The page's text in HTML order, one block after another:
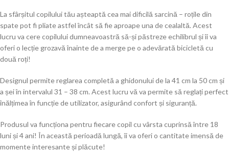
La sfârșitul copilului tău așteaptă cea mai dificilă sarcină – roțile din
spate pot fi pliate astfel încât să fie aproape una de cealaltă. Acest
lucru va cere copilului dumneavoastră să-și păstreze echilibrul și îi va
oferi o lecție grozavă înainte de a merge pe o adevărată bicicletă cu
două roți!
Designul permite reglarea completă a ghidonului de la 41 cm la 50 cm și
a șei în intervalul 31 – 38 cm. Acest lucru vă va permite să reglați perfect
înălțimea în funcție de utilizator, asigurând confort și siguranță.
Produsul va funcționa pentru fiecare copil cu vârsta cuprinsă între 18
luni și 4 ani! În această perioadă lungă, îi va oferi o cantitate imensă de
momente interesante și plăcute!